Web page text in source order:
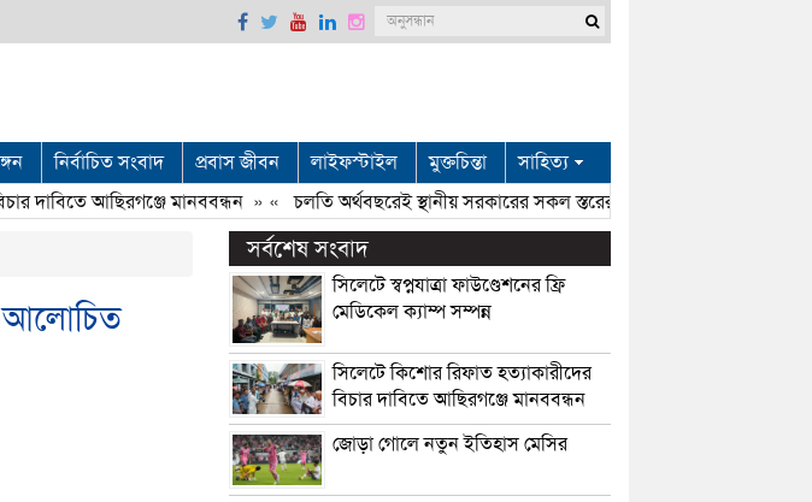
নির্বাচিত সংবাদ প্রবাস জীবন লাইফস্টাইল মুক্তচিন্তা সাহিত্য
দাবিতে আছিরগঞ্জে মানববন্ধন» « চলতি অর্থবছরেই স্থানীয় সরকারের সকল স্তরের নির্বাচন: সিলেটে প্রতিমন্ত্রী
আলোচিত
সর্বশেষ সংবাদ
সিলেটে স্বপ্নযাত্রা ফাউণ্ডেশনের ফ্রি
মেডিকেল ক্যাম্প সম্পন্ন
সিলেটে কিশোর রিফাত হত্যাকারীদের
বিচার দাবিতে আছিরগঞ্জে মানববন্ধন
জোড়া গোলে নতুন ইতিহাস মেসির